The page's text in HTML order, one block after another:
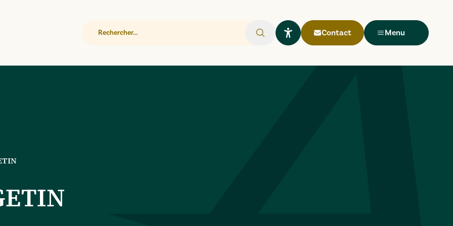
Rechercher
Ouvrir le widget Lisio
Contact Menu